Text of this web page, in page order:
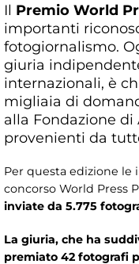
Il Premio World
importanti
fotogiornalismo.
giuria
internazionali, è
migliaia di
alla Fondazione
provenienti da
Per questa edizione
concorso World Press
inviate da 5.775
La giuria, che ha
premiato 42 fotografi